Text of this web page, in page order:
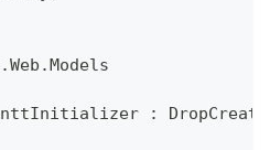
.Web .Models
: